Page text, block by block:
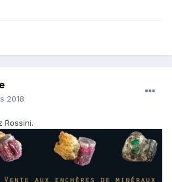
2018
Rossini.